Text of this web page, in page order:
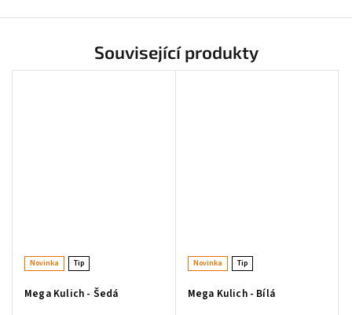
Související produkty
Novinka Tip
Mega Kulich - Šedá
Novinka Tip
Mega Kulich - Bílá